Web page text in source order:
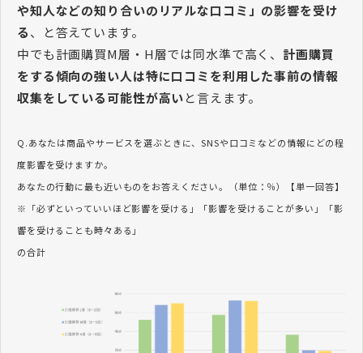
や知人などの知り合いのリアルな口コミ」の影響を受け
る、と答えています。
中でも計画購買M層・H層では同水準で高く、計画購買
をする傾向の強い人は特に口コミを利用した事前の情報
収集をしている可能性が高いと言えます。
Q.あなたは商品やサービスを選ぶときに、SNSや口コミなどの情報にどの程
度影響を受けますか。
あなたの行動に最も近いものをお答えください。（単位：％）【単一回答】
※「必ずといっていいほど影響を受ける」「影響を受けることが多い」「影
響を受けることも時々ある」
の合計